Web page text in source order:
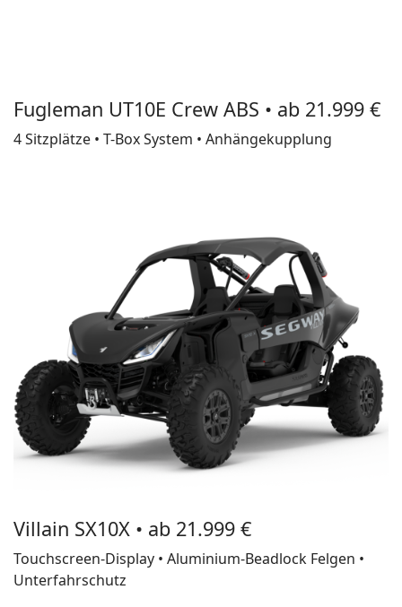
Fugleman UT10E Crew ABS • ab 21.999 €
4 Sitzplätze • T-Box System • Anhängekupplung
Villain SX10X • ab 21.999 €
Touchscreen-Display • Aluminium-Beadlock Felgen •
Unterfahrschutz